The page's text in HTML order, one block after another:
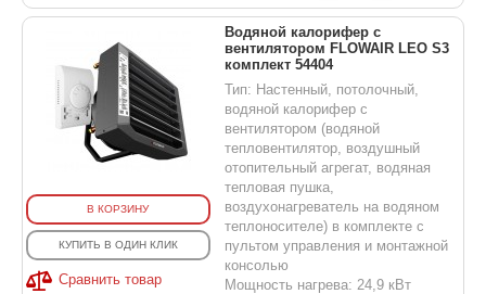
В КОРЗИНУ
КУПИТЬ В ОДИН КЛИК
Сравнить товар
Водяной калорифер с
вентилятором FLOWAIR LEO S3
комплект 54404
Тип: Настенный, потолочный,
водяной калорифер с
вентилятором (водяной
тепловентилятор, воздушный
отопительный агрегат, водяная
тепловая пушка,
воздухонагреватель на водяном
теплоносителе) в комплекте с
пультом управления и монтажной
консолью
Мощность нагрева: 24,9 кВт